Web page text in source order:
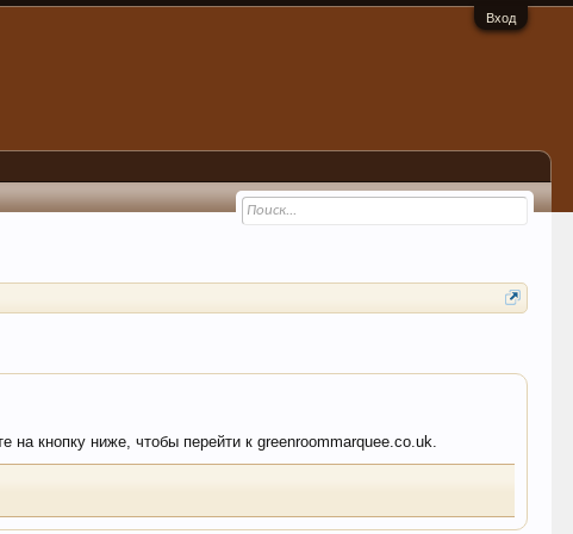
Вход
на кнопку ниже, чтобы перейти к greenroommarquee.co.uk.